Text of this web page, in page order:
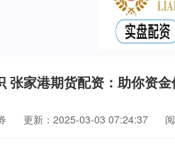
张家港期货配资：助你资
更新：2025-03-03 07:24:37